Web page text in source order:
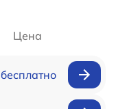
Цена
бесплатно